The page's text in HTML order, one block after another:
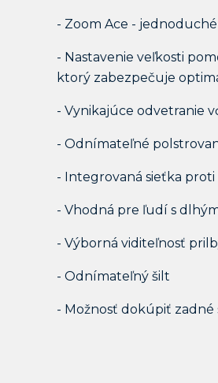
- Zoom Ace -
- Nastavenie veľkosti
ktorý zabezpečuje
- Vynikajúce odvetranie
- Odnímateľné
- Integrovaná sieťka
- Vhodná pre ľudí s
- Výborná viditeľnosť
- Odnímateľný šilt
- Možnosť dokúpiť zadné